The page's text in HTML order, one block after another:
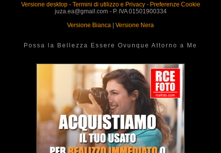
Versione desktop- Termini di utilizzo e Privacy- Preferenze Cookie
juza.ea@gmail.com - P. IVA 01501900334
Versione Bianca
Versione Nera
Possa la Bellezza Essere Ovunque Attorno a Me